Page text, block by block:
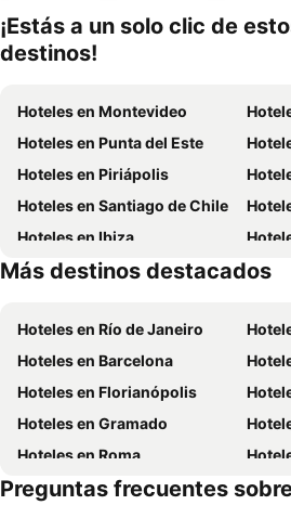
¡Estás a un solo clic de
destinos!
Hoteles en Montevideo
Hoteles en Punta del Este
Hoteles en Piriápolis
Hoteles en Santiago de Chile
Hoteles en Ibiza
Hoteles en Isla de Miconos
Más destinos destacados
Hoteles en Río de Janeiro
Hoteles en Barcelona
Hoteles en Florianópolis
Hoteles en Gramado
Hoteles en Roma
Hoteles en San Carlos de Bariloche
Preguntas frecuentes